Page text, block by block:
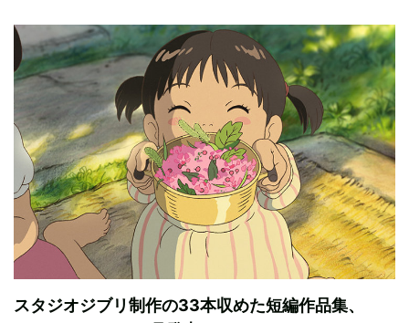
スタジオジブリ制作の33本収めた短編作品集、